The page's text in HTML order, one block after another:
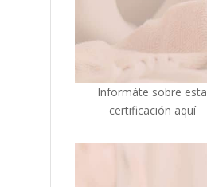
Informáte sobre esta
certificación aquí